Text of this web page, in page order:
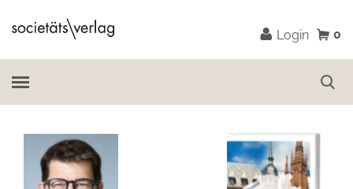
Login 0